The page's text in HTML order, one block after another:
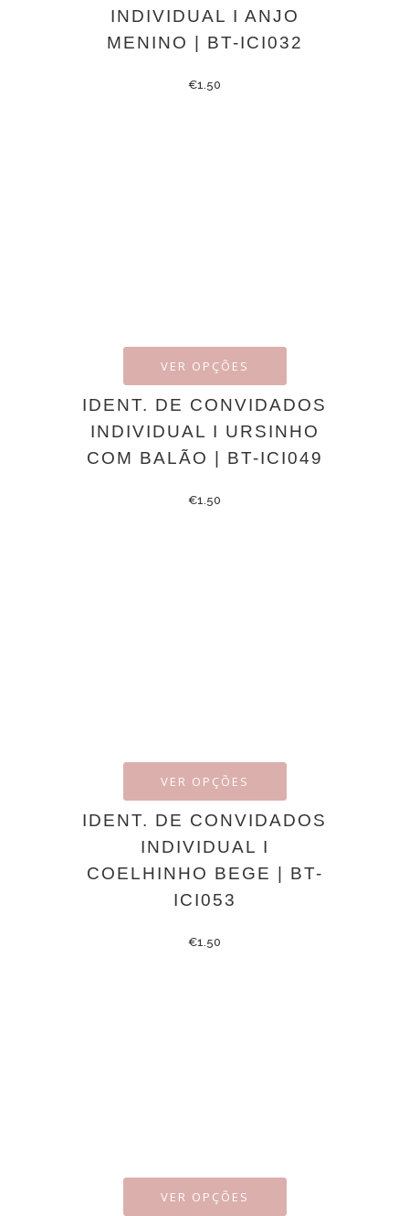
INDIVIDUAL I ANJO
MENINO | BT-ICI032
€1.50
VER OPÇÕES
IDENT. DE CONVIDADOS
INDIVIDUAL I URSINHO
COM BALÃO | BT-ICI049
€1.50
VER OPÇÕES
IDENT. DE CONVIDADOS
INDIVIDUAL I
COELHINHO BEGE | BT-
ICI053
€1.50
VER OPÇÕES